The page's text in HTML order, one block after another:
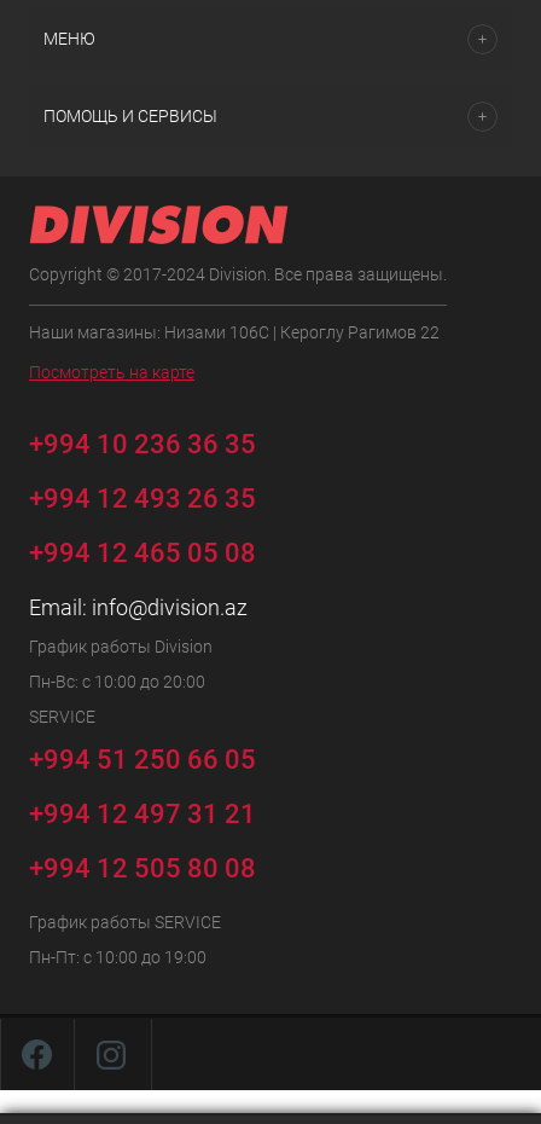
МЕНЮ
ПОМОЩЬ И СЕРВИСЫ
Copyright © 2017-2024 Division. Все права защищены.
Наши магазины: Низами 106C | Кероглу Рагимов 22
Посмотреть на карте
+994 10 236 36 35
+994 12 493 26 35
+994 12 465 05 08
Email: info@division.az
График работы Division
Пн-Вс: с 10:00 до 20:00
SERVICE
+994 51 250 66 05
+994 12 497 31 21
+994 12 505 80 08
График работы SERVICE
Пн-Пт: с 10:00 до 19:00